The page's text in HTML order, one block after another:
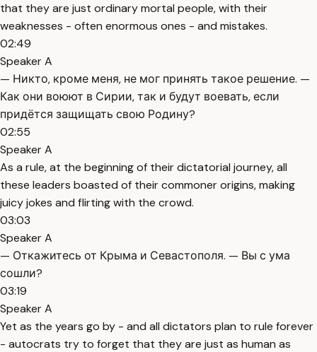
that they are just ordinary mortal people, with their
weaknesses - often enormous ones - and mistakes.
02:49
Speaker A
— Никто, кроме меня, не мог принять такое решение. —
Как они воюют в Сирии, так и будут воевать, если
придётся защищать свою Родину?
02:55
Speaker A
As a rule, at the beginning of their dictatorial journey, all
these leaders boasted of their commoner origins, making
juicy jokes and flirting with the crowd.
03:03
Speaker A
— Откажитесь от Крыма и Севастополя. — Вы с ума
сошли?
03:19
Speaker A
Yet as the years go by - and all dictators plan to rule forever
- autocrats try to forget that they are just as human as